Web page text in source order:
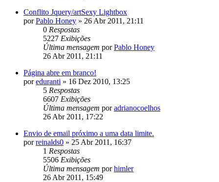
Conflito Jquery/artSexy Lightbox
porPablo Honey » 26 Abr 2011, 21:11
0 Respostas
5227 Exibições
Última mensagem porPablo Honey
26 Abr 2011, 21:11
Página abre em branco!
poreduranti » 16 Dez 2010, 13:25
5 Respostas
6607 Exibições
Última mensagem poradrianocoelhos
26 Abr 2011, 17:22
Envio de email próximo a uma data limite.
porreinalds0 » 25 Abr 2011, 16:37
1 Respostas
5506 Exibições
Última mensagem porhimler
26 Abr 2011, 15:49